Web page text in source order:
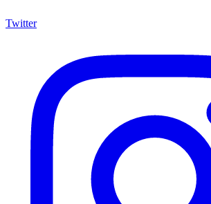
Twitter